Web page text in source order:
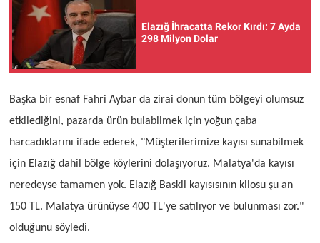
Elazığ İhracatta Rekor Kırdı: 7 Ayda
298 Milyon Dolar
Başka bir esnaf Fahri Aybar da zirai donun tüm bölgeyi olumsuz
etkilediğini, pazarda ürün bulabilmek için yoğun çaba
harcadıklarını ifade ederek, "Müşterilerimize kayısı sunabilmek
için Elazığ dahil bölge köylerini dolaşıyoruz. Malatya'da kayısı
neredeyse tamamen yok. Elazığ Baskil kayısısının kilosu şu an
150 TL. Malatya ürünüyse 400 TL'ye satılıyor ve bulunması zor."
olduğunu söyledi.